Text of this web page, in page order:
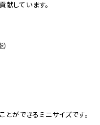
しています。
ができるミニサイズです。